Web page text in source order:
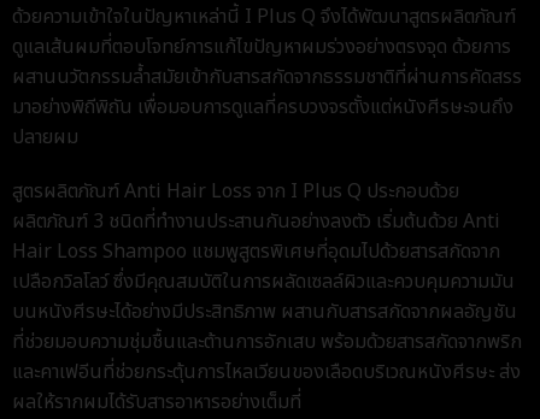
ด้วยความเข้าใจในปัญหาเหล่านี้ I Plus Q จึงได้พัฒนาสูตรผลิตภัณฑ์
ดูแลเส้นผมที่ตอบโจทย์การแก้ไขปัญหาผมร่วงอย่างตรงจุด ด้วยการ
ผสานนวัตกรรมล้ำสมัยเข้ากับสารสกัดจากธรรมชาติที่ผ่านการคัดสรร
มาอย่างพิถีพิถัน เพื่อมอบการดูแลที่ครบวงจรตั้งแต่หนังศีรษะจนถึง
ปลายผม
สูตรผลิตภัณฑ์ Anti Hair Loss จาก I Plus Q ประกอบด้วย
ผลิตภัณฑ์ 3 ชนิดที่ทำงานประสานกันอย่างลงตัว เริ่มต้นด้วย Anti
Hair Loss Shampoo แชมพูสูตรพิเศษที่อุดมไปด้วยสารสกัดจาก
เปลือกวิลโลว์ ซึ่งมีคุณสมบัติในการผลัดเซลล์ผิวและควบคุมความมัน
บนหนังศีรษะได้อย่างมีประสิทธิภาพ ผสานกับสารสกัดจากผลอัญชัน
ที่ช่วยมอบความชุ่มชื้นและต้านการอักเสบ พร้อมด้วยสารสกัดจากพริก
และคาเฟอีนที่ช่วยกระตุ้นการไหลเวียนของเลือดบริเวณหนังศีรษะ ส่ง
ผลให้รากผมได้รับสารอาหารอย่างเต็มที่